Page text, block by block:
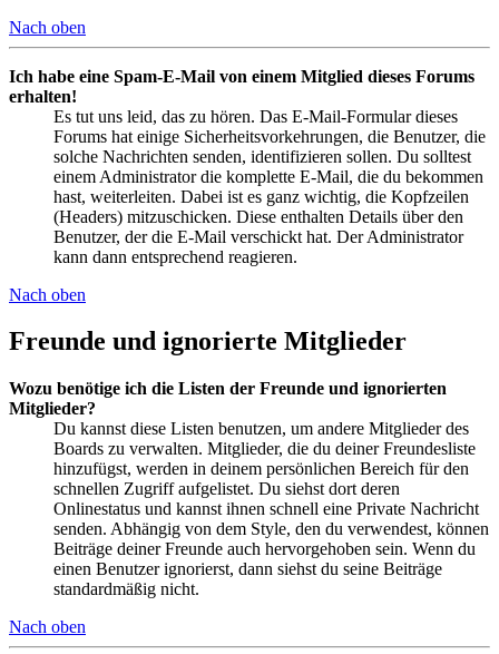
Nach oben
Ich habe eine Spam-E-Mail von einem Mitglied dieses Forums
erhalten!
Es tut uns leid, das zu hören. Das E-Mail-Formular dieses
Forums hat einige Sicherheitsvorkehrungen, die Benutzer, die
solche Nachrichten senden, identifizieren sollen. Du solltest
einem Administrator die komplette E-Mail, die du bekommen
hast, weiterleiten. Dabei ist es ganz wichtig, die Kopfzeilen
(Headers) mitzuschicken. Diese enthalten Details über den
Benutzer, der die E-Mail verschickt hat. Der Administrator
kann dann entsprechend reagieren.
Nach oben
Freunde und ignorierte Mitglieder
Wozu benötige ich die Listen der Freunde und ignorierten
Mitglieder?
Du kannst diese Listen benutzen, um andere Mitglieder des
Boards zu verwalten. Mitglieder, die du deiner Freundesliste
hinzufügst, werden in deinem persönlichen Bereich für den
schnellen Zugriff aufgelistet. Du siehst dort deren
Onlinestatus und kannst ihnen schnell eine Private Nachricht
senden. Abhängig von dem Style, den du verwendest, können
Beiträge deiner Freunde auch hervorgehoben sein. Wenn du
einen Benutzer ignorierst, dann siehst du seine Beiträge
standardmäßig nicht.
Nach oben